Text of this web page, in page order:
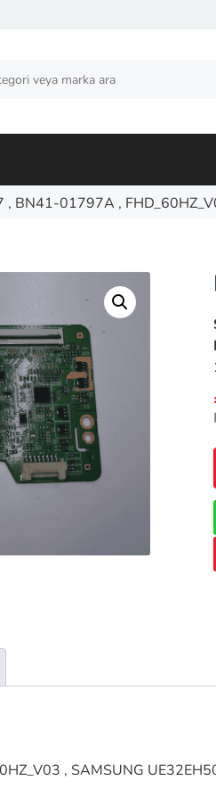
BN41-01797A ,
, SAMSUNG